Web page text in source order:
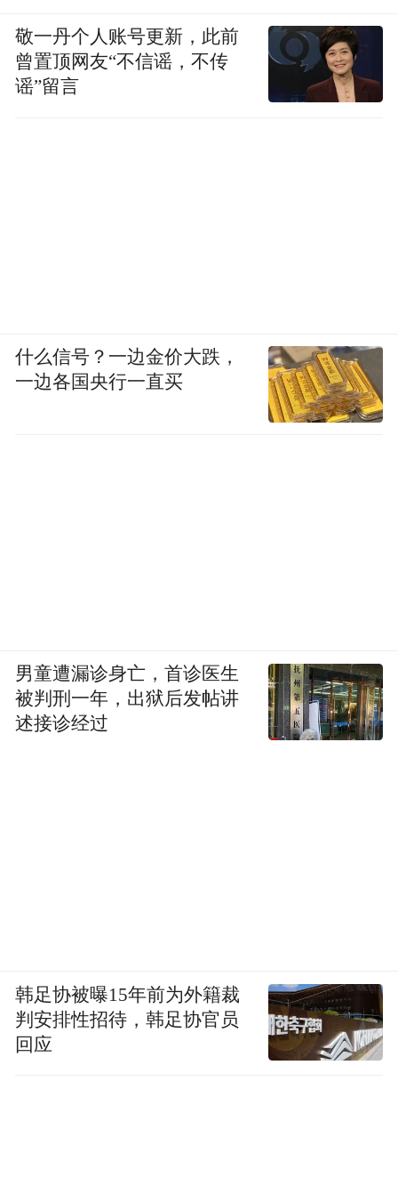
敬一丹个人账号更新，此前
曾置顶网友“不信谣，不传
谣”留言
什么信号？一边金价大跌，
一边各国央行一直买
男童遭漏诊身亡，首诊医生
被判刑一年，出狱后发帖讲
述接诊经过
韩足协被曝15年前为外籍裁
判安排性招待，韩足协官员
回应